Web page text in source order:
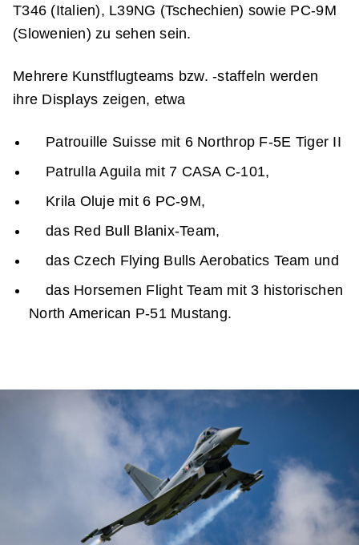
T346 (Italien), L39NG (Tschechien) sowie PC-9M
(Slowenien) zu sehen sein.
Mehrere Kunstflugteams bzw. -staffeln werden
ihre Displays zeigen, etwa
Patrouille Suisse mit 6 Northrop F-5E Tiger II
Patrulla Aguila mit 7 CASA C-101,
Krila Oluje mit 6 PC-9M,
das Red Bull Blanix-Team,
das Czech Flying Bulls Aerobatics Team und
das Horsemen Flight Team mit 3 historischen
North American P-51 Mustang.